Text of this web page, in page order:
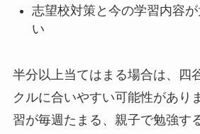
志望校対策と今の学習内容
い
半分以上当てはまる場合は、四
クルに合いやすい可能性があり
習が毎週たまる、親子で勉強す